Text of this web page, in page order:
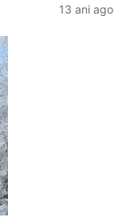
13 ani ago